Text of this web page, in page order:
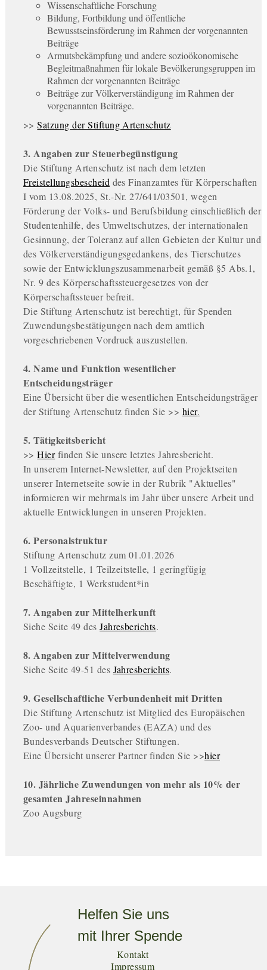
Wissenschaftliche Forschung
Bildung, Fortbildung und öffentliche
Bewusstseinsförderung im Rahmen der vorgenannten
Beiträge
Armutsbekämpfung und andere sozioökonomische
Begleitmaßnahmen für lokale Bevölkerungsgruppen im
Rahmen der vorgenannten Beiträge
Beiträge zur Völkerverständigung im Rahmen der
vorgenannten Beiträge.
>>Satzung der Stiftung Artenschutz
3. Angaben zur Steuerbegünstigung
Die Stiftung Artenschutz ist nach dem letzten
Freistellungsbescheid des Finanzamtes für Körperschaften
I vom 13.08.2025, St.-Nr. 27/641/03501, wegen
Förderung der Volks- und Berufsbildung einschließlich der
Studentenhilfe, des Umweltschutzes, der internationalen
Gesinnung, der Toleranz auf allen Gebieten der Kultur und
des Völkerverständigungsgedankens, des Tierschutzes
sowie der Entwicklungszusammenarbeit gemäß §5 Abs.1,
Nr. 9 des Körperschaftssteuergesetzes von der
Körperschaftssteuer befreit.
Die Stiftung Artenschutz ist berechtigt, für Spenden
Zuwendungsbestätigungen nach dem amtlich
vorgeschriebenen Vordruck auszustellen.
4. Name und Funktion wesentlicher
Entscheidungsträger
Eine Übersicht über die wesentlichen Entscheidungsträger
der Stiftung Artenschutz finden Sie >> hier.
5. Tätigkeitsbericht
>>Hier finden Sie unsere letztes Jahresbericht.
In unserem Internet-Newsletter, auf den Projektseiten
unserer Internetseite sowie in der Rubrik "Aktuelles"
informieren wir mehrmals im Jahr über unsere Arbeit und
aktuelle Entwicklungen in unseren Projekten.
6. Personalstruktur
Stiftung Artenschutz zum 01.01.2026
1 Vollzeitstelle, 1 Teilzeitstelle, 1 geringfügig
Beschäftigte, 1 Werkstudent*in
7. Angaben zur Mittelherkunft
Siehe Seite 49 desJahresberichts.
8. Angaben zur Mittelverwendung
Siehe Seite 49-51 des Jahresberichts.
9. Gesellschaftliche Verbundenheit mit Dritten
Die Stiftung Artenschutz ist Mitglied desEuropäischen
Zoo- und Aquarienverbandes (EAZA) und des
Bundesverbands Deutscher Stiftungen.
Eine Übersicht unserer Partner finden Sie >>hier
10. Jährliche Zuwendungen von mehr als 10% der
gesamten Jahreseinnahmen
Zoo Augsburg
Helfen Sie uns
mit Ihrer Spende
Kontakt
Impressum